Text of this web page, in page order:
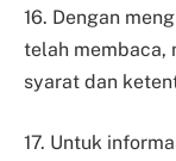
16. Dengan
telah membaca,
syarat dan
17. Untuk